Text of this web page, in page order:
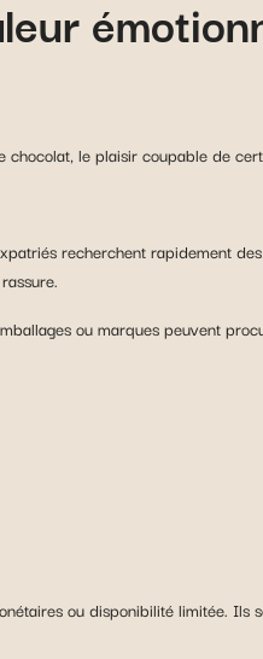
le plaisir coupable de
recherchent rapidement
ou marques peuvent
ou disponibilité limitée. Ils